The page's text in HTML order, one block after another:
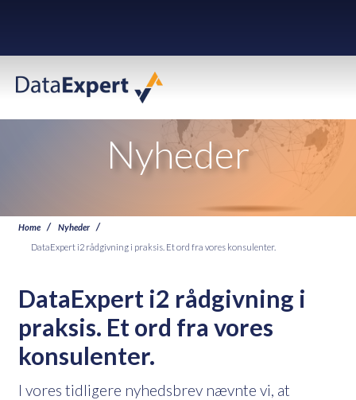
Nyheder
Home
Nyheder
DataExpert i2 rådgivning i praksis. Et ord fra vores konsulenter.
DataExpert i2 rådgivning i
praksis. Et ord fra vores
konsulenter.
I vores tidligere nyhedsbrev nævnte vi, at